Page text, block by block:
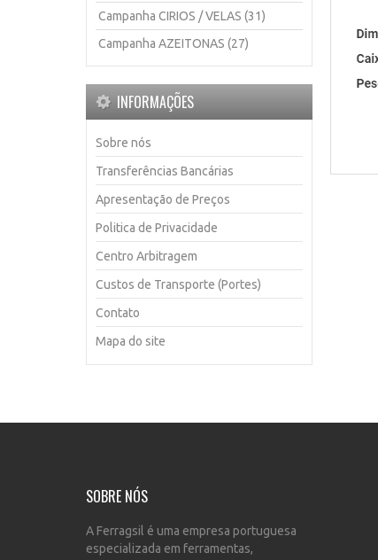
Campanha CIRIOS / VELAS (31)
Campanha AZEITONAS (27)
INFORMAÇÕES
Sobre nós
Transferências Bancárias
Apresentação de Preços
Politica de Privacidade
Centro Arbitragem
Custos de Transporte (Portes)
Contato
Mapa do site
SOBRE NÓS
A Ferragsil é uma empresa portuguesa
especializada em ferramentas,